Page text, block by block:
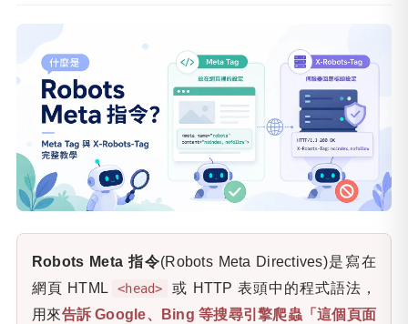
Robots Meta 指令(Robots Meta Directives)是寫在
網頁 HTML
<head>
或 HTTP 表頭中的程式語法，
用來告訴 Google、Bing 等搜尋引擎爬蟲「這個頁面